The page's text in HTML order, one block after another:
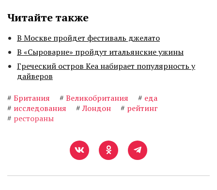
Читайте также
В Москве пройдет фестиваль джелато
В «Сыроварне» пройдут итальянские ужины
Греческий остров Кеа набирает популярность у
дайверов
# Британия # Великобритания # еда
# исследования # Лондон # рейтинг
# рестораны